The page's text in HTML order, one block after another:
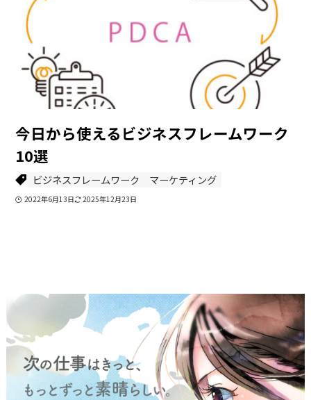
今日から使えるビジネスフレームワーク
10選
ビジネスフレームワーク マーケティング
2022年6月13日 2025年12月23日